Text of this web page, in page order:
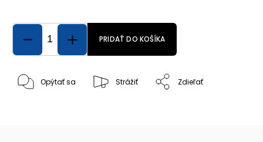
PRIDAŤ DO KOŠÍKA
Opýtať sa Strážiť Zdieľať